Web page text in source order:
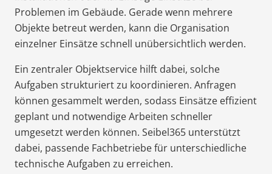
Problemen im Gebäude. Gerade wenn mehrere
Objekte betreut werden, kann die Organisation
einzelner Einsätze schnell unübersichtlich werden.
Ein zentraler Objektservice hilft dabei, solche
Aufgaben strukturiert zu koordinieren. Anfragen
können gesammelt werden, sodass Einsätze effizient
geplant und notwendige Arbeiten schneller
umgesetzt werden können. Seibel365 unterstützt
dabei, passende Fachbetriebe für unterschiedliche
technische Aufgaben zu erreichen.